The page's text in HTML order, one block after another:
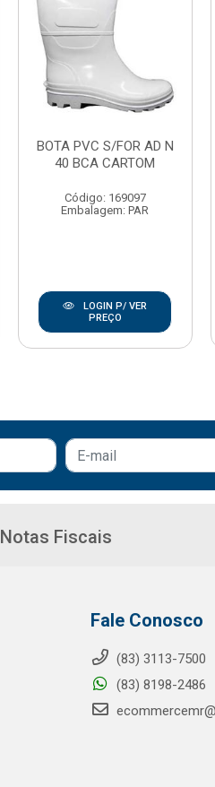
BOTA PVC S/FOR AD N
40 BCA CARTOM
Código: 169097
Embalagem: PAR
LOGIN P/ VER
PREÇO
Notas Fiscais
Fale Conosco
(83) 3113-7500
(83) 8198-2486